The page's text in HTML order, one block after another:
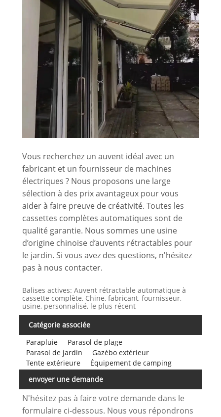
Vous recherchez un auvent idéal avec un
fabricant et un fournisseur de machines
électriques ? Nous proposons une large
sélection à des prix avantageux pour vous
aider à faire preuve de créativité. Toutes les
cassettes complètes automatiques sont de
qualité garantie. Nous sommes une usine
d’origine chinoise d’auvents rétractables pour
le jardin. Si vous avez des questions, n'hésitez
pas à nous contacter.
Balises actives: Auvent rétractable automatique à
cassette complète, Chine, fabricant, fournisseur,
usine, personnalisé, le plus récent
Catégorie associée
Parapluie
Parasol de plage
Parasol de jardin
Gazébo extérieur
Tente extérieure
Équipement de camping
envoyer une demande
N'hésitez pas à faire votre demande dans le
formulaire ci-dessous. Nous vous répondrons